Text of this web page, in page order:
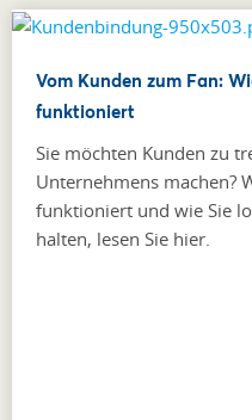
Vom Kunden zum Fan:
funktioniert
Sie möchten Kunden zu
Unternehmens machen?
funktioniert und wie Sie
halten, lesen Sie hier.